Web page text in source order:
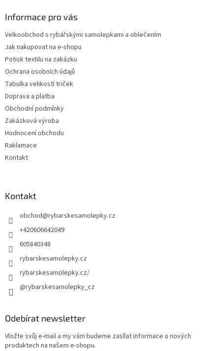
Informace pro vás
Velkoobchod s rybářskými samolepkami a oblečením
Jak nakupovat na e-shopu
Potisk textilu na zakázku
Ochrana osobních údajů
Tabulka velikostí triček
Doprava a platba
Obchodní podmínky
Zakázková výroba
Hodnocení obchodu
Raklamace
Kontakt
Kontakt
obchod@rybarskesamolepky.cz
+420606642049
605840348
rybarskesamolepky.cz
rybarskesamolepky.cz/
@rybarskesamolepky_cz
Odebírat newsletter
Vložte svůj e-mail a my vám budeme zasílat informace o nových
produktech na našem e-shopu.